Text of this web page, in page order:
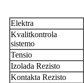
Elektra
Kvalitkontrola
sistemo
Tensio
Izolada Rezisto
Kontakta Rezisto